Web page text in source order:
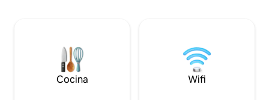
Cocina Wifi